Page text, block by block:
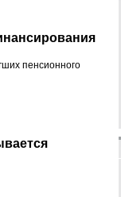
пенсионного